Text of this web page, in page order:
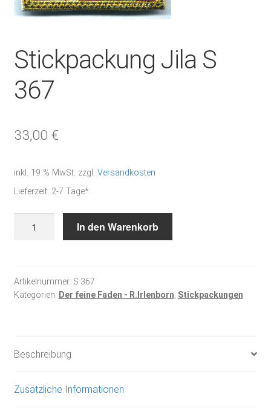
Stickpackung Jila S
367
33,00 €
inkl. 19 % MwSt. zzgl. Versandkosten
Lieferzeit: 2-7 Tage*
Menge
In den Warenkorb
Artikelnummer: S 367
Kategorien: Der feine Faden - R.Irlenborn Stickpackungen
Beschreibung
Zusätzliche Informationen